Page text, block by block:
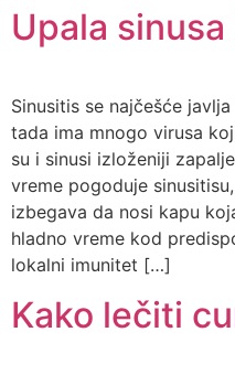
Upala
Sinusitis se najčešće
tada ima mnogo virusa
su i sinusi izloženiji
vreme pogoduje
izbegava da nosi kapu
hladno vreme kod
lokalni imunitet […]
Kako lečiti